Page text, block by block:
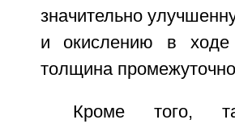
значительно
и окислению в ходе
толщина
Кроме того,